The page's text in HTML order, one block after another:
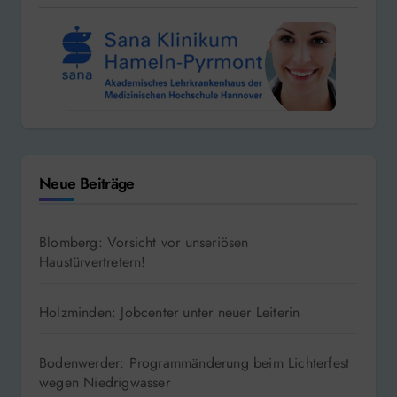
Neue Beiträge
Blomberg: Vorsicht vor unseriösen
Haustürvertretern!
Holzminden: Jobcenter unter neuer Leiterin
Bodenwerder: Programmänderung beim Lichterfest
wegen Niedrigwasser